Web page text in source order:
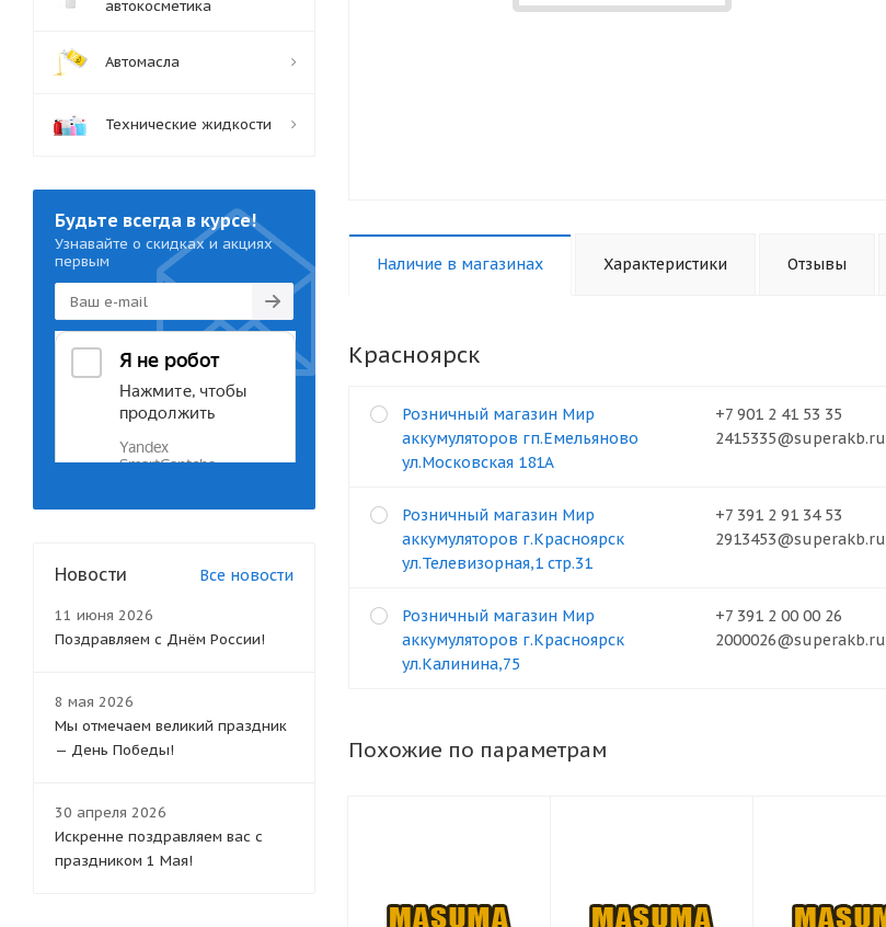
Наличие в магазинах Характеристики Отзывы
Красноярск
+7 901 2 41 53 35
2415335@superakb.ru
Розничный магазин Мир
аккумуляторов гп.Емельяново
ул.Московская 181А
+7 391 2 91 34 53
2913453@superakb.ru
Розничный магазин Мир
аккумуляторов г.Красноярск
ул.Телевизорная,1 стр.31
+7 391 2 00 00 26
2000026@superakb.ru
Розничный магазин Мир
аккумуляторов г.Красноярск
ул.Калинина,75
Похожие по параметрам
автокосметика
Автомасла
Технические жидкости
Будьте всегда в курсе!
Узнавайте о скидках и акциях
первым
Новости Все новости
11 июня 2026
Поздравляем с Днём России!
8 мая 2026
Мы отмечаем великий праздник
— День Победы!
30 апреля 2026
Искренне поздравляем вас с
праздником 1 Мая!